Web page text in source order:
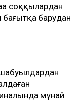
соққылардан
бағытқа барудан
мұнай